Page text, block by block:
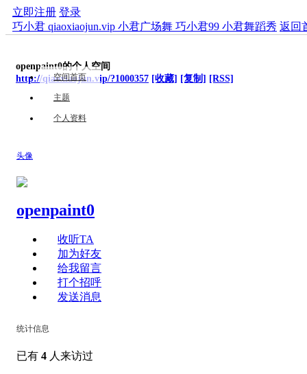
立即注册 登录
巧小君 qiaoxiaojun.vip 小君广场舞 巧小君99 小君舞蹈秀 返回
openpaint0的个人空间
http://qiaoxiaojun.vip/?1000357 [收藏] [复制] [RSS]
空间首页
主题
个人资料
头像
openpaint0
收听TA
加为好友
给我留言
打个招呼
发送消息
统计信息
已有 4 人来访过